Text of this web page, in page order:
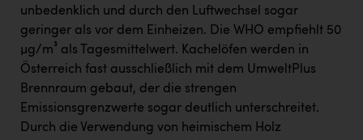
unbedenklich und durch den Luftwechsel sogar
geringer als vor dem Einheizen. Die WHO empfiehlt 50
µg/m³ als Tagesmittelwert. Kachelöfen werden in
Österreich fast ausschließlich mit dem UmweltPlus
Brennraum gebaut, der die strengen
Emissionsgrenzwerte sogar deutlich unterschreitet.
Durch die Verwendung von heimischem Holz